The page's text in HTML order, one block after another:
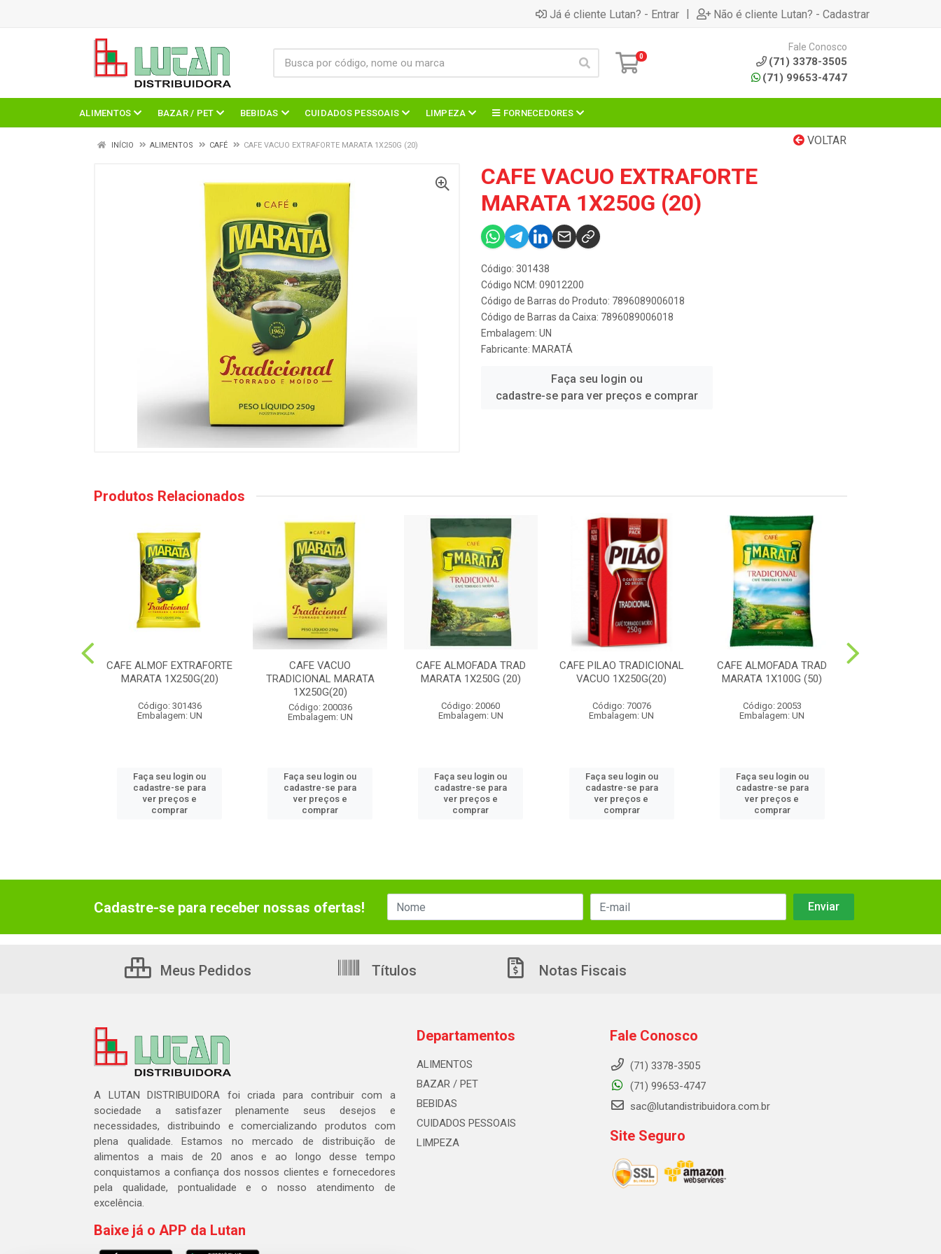
Já é cliente Lutan? - Entrar | Não é cliente Lutan? - Cadastrar
0
Fale Conosco
(71) 3378-3505
(71) 99653-4747
ALIMENTOS BAZAR / PET BEBIDAS CUIDADOS PESSOAIS LIMPEZA FORNECEDORES
VOLTAR
INÍCIO ALIMENTOS CAFÉ CAFE VACUO EXTRAFORTE MARATA 1X250G (20)
CAFE VACUO EXTRAFORTE
MARATA 1X250G (20)
Código: 301438
Código NCM: 09012200
Código de Barras do Produto: 7896089006018
Código de Barras da Caixa: 7896089006018
Embalagem: UN
Fabricante: MARATÁ
Faça seu login ou
cadastre-se para ver preços e comprar
Produtos Relacionados
CAFE ALMOF EXTRAFORTE
MARATA 1X250G(20)
Código: 301436
Embalagem: UN
Faça seu login ou
cadastre-se para
ver preços e
comprar
CAFE VACUO
TRADICIONAL MARATA
1X250G(20)
Código: 200036
Embalagem: UN
Faça seu login ou
cadastre-se para
ver preços e
comprar
CAFE ALMOFADA TRAD
MARATA 1X250G (20)
Código: 20060
Embalagem: UN
Faça seu login ou
cadastre-se para
ver preços e
comprar
CAFE PILAO TRADICIONAL
VACUO 1X250G(20)
Código: 70076
Embalagem: UN
Faça seu login ou
cadastre-se para
ver preços e
comprar
CAFE ALMOFADA TRAD
MARATA 1X100G (50)
Código: 20053
Embalagem: UN
Faça seu login ou
cadastre-se para
ver preços e
comprar
Cadastre-se para receber nossas ofertas!
Meus Pedidos Títulos Notas Fiscais
A LUTAN DISTRIBUIDORA foi criada para contribuir com a
sociedade a satisfazer plenamente seus desejos e
necessidades, distribuindo e comercializando produtos com
plena qualidade. Estamos no mercado de distribuição de
alimentos a mais de 20 anos e ao longo desse tempo
conquistamos a confiança dos nossos clientes e fornecedores
pela qualidade, pontualidade e o nosso atendimento de
excelência.
Baixe já o APP da Lutan
Departamentos
ALIMENTOS
BAZAR / PET
BEBIDAS
CUIDADOS PESSOAIS
LIMPEZA
Fale Conosco
(71) 3378-3505
(71) 99653-4747
sac@lutandistribuidora.com.br
Site Seguro